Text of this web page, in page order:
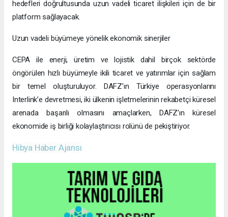
hedefleri doğrultusunda uzun vadeli ticaret ilişkileri için de bir
platform sağlayacak.
Uzun vadeli büyümeye yönelik ekonomik sinerjiler
CEPA ile enerji, üretim ve lojistik dahil birçok sektörde
öngörülen hızlı büyümeyle ikili ticaret ve yatırımlar için sağlam
bir temel oluşturuluyor. DAFZ’ın Türkiye operasyonlarını
Interlink’e devretmesi, iki ülkenin işletmelerinin rekabetçi küresel
arenada başarılı olmasını amaçlarken, DAFZ’ın küresel
ekonomide iş birliği kolaylaştırıcısı rolünü de pekiştiriyor.
Hibya Haber Ajansı